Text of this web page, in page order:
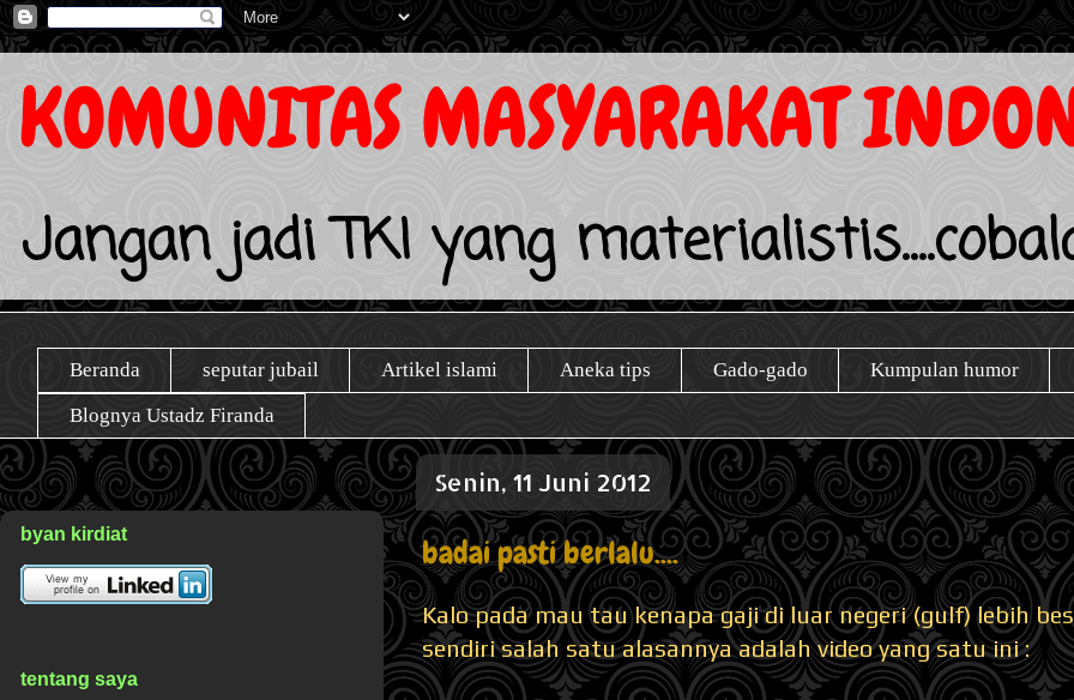
KOMUNITAS MASYARAKAT
Jangan jadi TKI yang
Beranda seputar jubail Artikel islami Aneka tips Gado-gado Kumpulan humor
Blognya Ustadz Firanda
Senin, 11 Juni 2012
badai pasti berlalu....
Kalo pada mau tau kenapa gaji di luar negeri (gulf) lebih
sendiri salah satu alasannya adalah video yang satu ini :
byan kirdiat
tentang saya